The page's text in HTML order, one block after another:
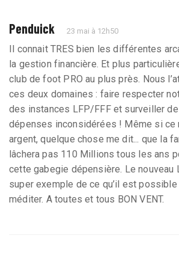
Penduick 23 mai à 12h50
Il connait TRES bien les différentes
la gestion financière. Et plus
club de foot PRO au plus près. Nous
ces deux domaines : faire respecter
des instances LFP/FFF et surveiller
dépenses inconsidérées ! Même si ce
argent, quelque chose me dit... que la
lâchera pas 110 Millions tous les ans
cette gabegie dépensière. Le nouveau
super exemple de ce qu’il est
méditer. A toutes et tous BON VENT.